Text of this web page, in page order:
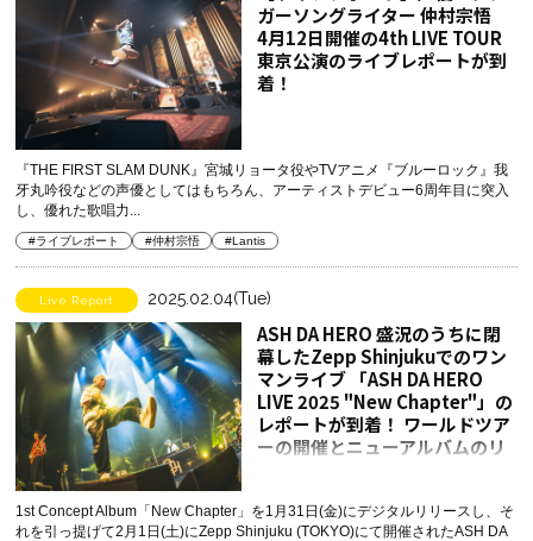
ガーソングライター 仲村宗悟
4月12日開催の4th LIVE TOUR
東京公演のライブレポートが到
着！
『THE FIRST SLAM DUNK』宮城リョータ役やTVアニメ『ブルーロック』我
牙丸吟役などの声優としてはもちろん、アーティストデビュー6周年目に突入
し、優れた歌唱力...
#ライブレポート #仲村宗悟 #Lantis
Live Report 2025.02.04(Tue)
ASH DA HERO 盛況のうちに閉
幕したZepp Shinjukuでのワン
マンライブ 「ASH DA HERO
LIVE 2025 "New Chapter"」の
レポートが到着！ ワールドツア
ーの開催とニューアルバムのリ
1st Concept Album「New Chapter」を1月31日(金)にデジタルリリースし、そ
れを引っ提げて2月1日(土)にZepp Shinjuku (TOKYO)にて開催されたASH DA